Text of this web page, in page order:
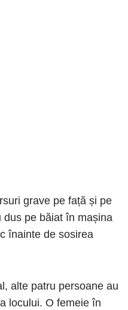
grave pe față și pe
dus pe băiat în mașina
înainte de sosirea
alte patru persoane au
locului. O femeie în